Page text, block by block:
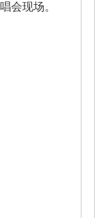
会现场。